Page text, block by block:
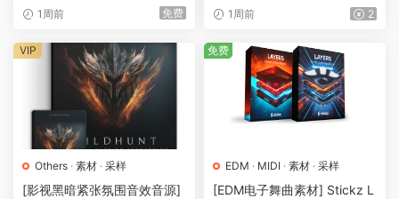
Sound Effects [FLAC]（33
1周前 免费
ollections II Full Pack [WAV,
1周前 2
Others · 素材 · 采样
[影视黑暗紧张氛围音效音源]
VIP
EDM · MIDI · 素材 · 采样
[EDM电子舞曲素材] Stickz L
免费